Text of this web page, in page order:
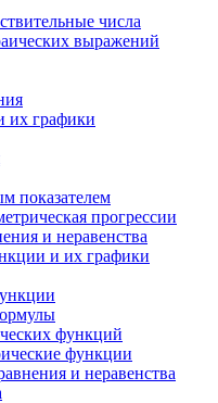
числа
выражений
их графики
показателем
прогрессии
и неравенства
и их графики
функций
функции
и неравенства